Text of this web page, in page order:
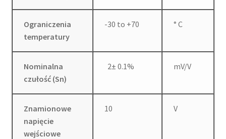
Ograniczenia
temperatury
-30 to +70 ° C
Nominalna
czułość (Sn)
2± 0.1% mV/V
Znamionowe
napięcie
wejściowe
10 V